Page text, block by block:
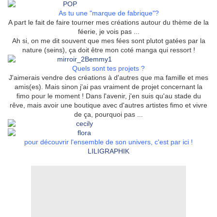
As tu une "marque de fabrique"?
A part le fait de faire tourner mes créations autour du thème de la
féerie, je vois pas ...
Ah si, on me dit souvent que mes fées sont plutot gatées par la
nature (seins), ça doit être mon coté manga qui ressort !
Quels sont tes projets ?
J'aimerais vendre des créations à d'autres que ma famille et mes
amis(es). Mais sinon j'ai pas vraiment de projet concernant la
fimo pour le moment ! Dans l'avenir, j'en suis qu'au stade du
rêve, mais avoir une boutique avec d'autres artistes fimo et vivre
de ça, pourquoi pas ...
pour découvrir l'ensemble de son univers, c'est par ici !
LILIGRAPHIK